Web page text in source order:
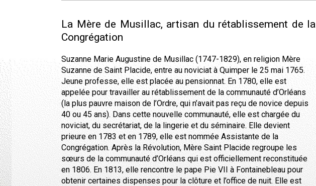
La Mère de Musillac, artisan du rétablissement de la
Congrégation
Suzanne Marie Augustine de Musillac (1747-1829), en religion Mère
Suzanne de Saint Placide, entre au noviciat à Quimper le 25 mai 1765.
Jeune professe, elle est placée au pensionnat. En 1780, elle est
appelée pour travailler au rétablissement de la communauté d’Orléans
(la plus pauvre maison de l’Ordre, qui n’avait pas reçu de novice depuis
40 ou 45 ans). Dans cette nouvelle communauté, elle est chargée du
noviciat, du secrétariat, de la lingerie et du séminaire. Elle devient
prieure en 1783 et en 1789, elle est nommée Assistante de la
Congrégation. Après la Révolution, Mère Saint Placide regroupe les
sœurs de la communauté d’Orléans qui est officiellement reconstituée
en 1806. En 1813, elle rencontre le pape Pie VII à Fontainebleau pour
obtenir certaines dispenses pour la clôture et l’office de nuit. Elle est